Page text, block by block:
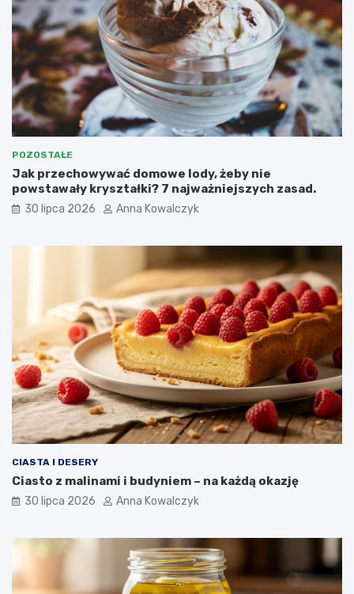
POZOSTAŁE
Jak przechowywać domowe lody, żeby nie
powstawały kryształki? 7 najważniejszych zasad.
30 lipca 2026 Anna Kowalczyk
CIASTA I DESERY
Ciasto z malinami i budyniem – na każdą okazję
30 lipca 2026 Anna Kowalczyk